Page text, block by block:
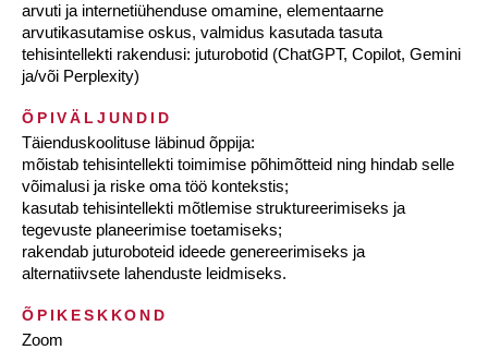
arvuti ja internetiühenduse omamine, elementaarne
arvutikasutamise oskus, valmidus kasutada tasuta
tehisintellekti rakendusi: juturobotid (ChatGPT, Copilot, Gemini
ja/või Perplexity)
ÕPIVÄLJUNDID
Täienduskoolituse läbinud õppija:
mõistab tehisintellekti toimimise põhimõtteid ning hindab selle
võimalusi ja riske oma töö kontekstis;
kasutab tehisintellekti mõtlemise struktureerimiseks ja
tegevuste planeerimise toetamiseks;
rakendab juturoboteid ideede genereerimiseks ja
alternatiivsete lahenduste leidmiseks.
ÕPIKESKKOND
Zoom